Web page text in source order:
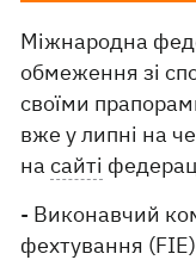
Міжнародна
обмеження зі
своїми
вже у липні на
насайті
- Виконавчий
фехтування